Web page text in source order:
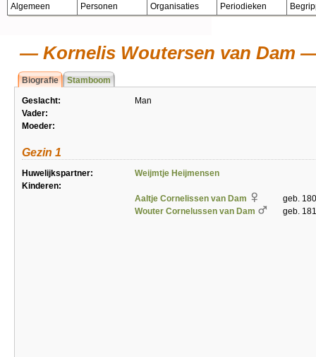
Algemeen Personen Organisaties Periodieken
Kornelis Woutersen van Dam
Biografie Stamboom
Geslacht:
Man
Vader:
Moeder:
Gezin 1
Huwelijkspartner:
Weijmtje Heijmensen
Kinderen:
Aaltje Cornelissen van Dam
geb.
Wouter Cornelussen van Dam
geb.